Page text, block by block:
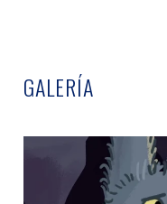
GALERÍA